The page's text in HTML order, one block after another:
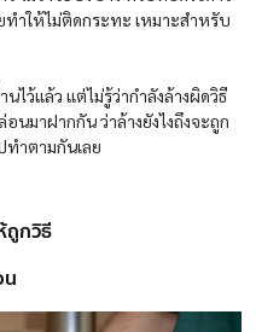
ำให้ไม่ติดกระทะ เหมาะสำหรับ
ว้แล้ว แต่ไม่รู้ว่ากำลังล้างผิดวิธี
นมาฝากกัน ว่าล้างยังไงถึงจะถูก
ทำตามกันเลย
ถูกวิธี